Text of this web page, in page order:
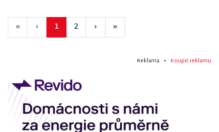
« ‹ 1 2 › »
Reklama • Koupit reklamu